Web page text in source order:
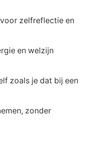
zelfreflectie ‍en
⁤en welzijn
zoals je dat bij een
zonder